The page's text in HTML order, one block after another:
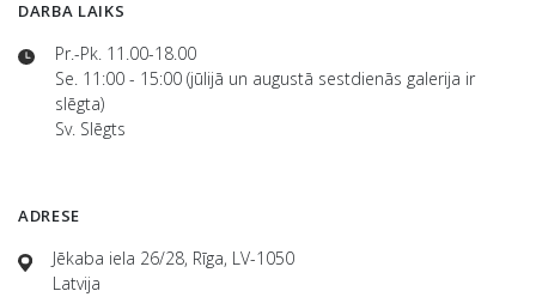
DARBA LAIKS
Pr.-Pk. 11.00-18.00
Se. 11:00 - 15:00 (jūlijā un augustā sestdienās galerija ir
slēgta)
Sv. Slēgts
ADRESE
Jēkaba iela 26/28, Rīga, LV-1050
Latvija